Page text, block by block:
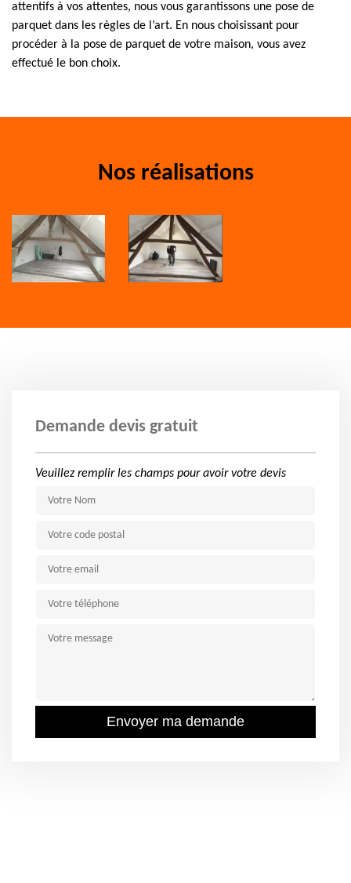
attentifs à vos attentes, nous vous garantissons une pose de
parquet dans les règles de l’art. En nous choisissant pour
procéder à la pose de parquet de votre maison, vous avez
effectué le bon choix.
Nos réalisations
Demande devis gratuit
Veuillez remplir les champs pour avoir votre devis